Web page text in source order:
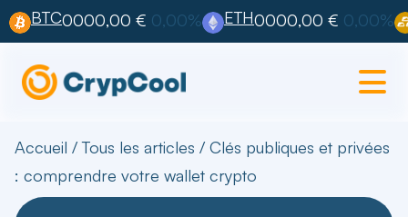
BTC0000,00 € 0,00% ETH0000,00 € 0,00%
Accueil /Tous les articles / Clés publiques et privées
: comprendre votre wallet crypto